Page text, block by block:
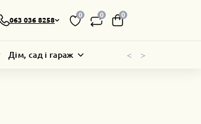
063 036 8258
0 0 0
Дім, сад і гараж < >